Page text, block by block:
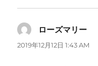
ローズマリー
り:
2019年12月12日 1:43 AM